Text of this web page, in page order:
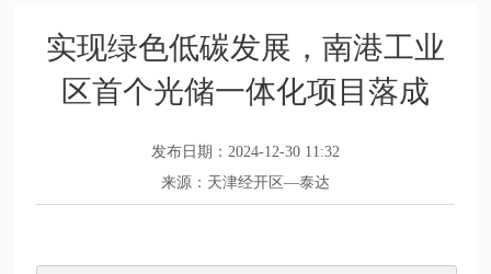
实现绿色低碳发展，南港工业
区首个光储一体化项目落成
发布日期：2024-12-30 11:32
来源：天津经开区—泰达